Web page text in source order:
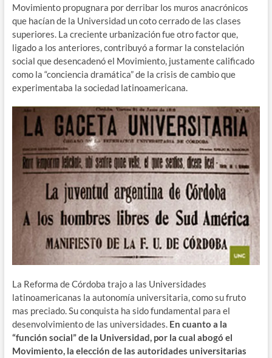
Movimiento propugnara por derribar los muros anacrónicos
que hacían de la Universidad un coto cerrado de las clases
superiores. La creciente urbanización fue otro factor que,
ligado a los anteriores, contribuyó a formar la constelación
social que desencadenó el Movimiento, justamente calificado
como la “conciencia dramática” de la crisis de cambio que
experimentaba la sociedad latinoamericana.
La Reforma de Córdoba trajo a las Universidades
latinoamericanas la autonomía universitaria, como su fruto
mas preciado. Su conquista ha sido fundamental para el
desenvolvimiento de las universidades. En cuanto a la
“función social” de la Universidad, por la cual abogó el
Movimiento, la elección de las autoridades universitarias